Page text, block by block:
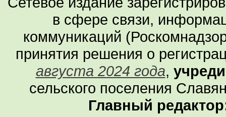
в сфере связи,
коммуникаций
принятия решения о
августа 2024 года,
сельского поселения
Главный